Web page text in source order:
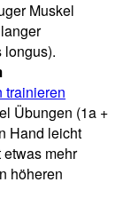
Muskel
longus).
trainieren
Übungen (1a +
Hand leicht
mehr
höheren